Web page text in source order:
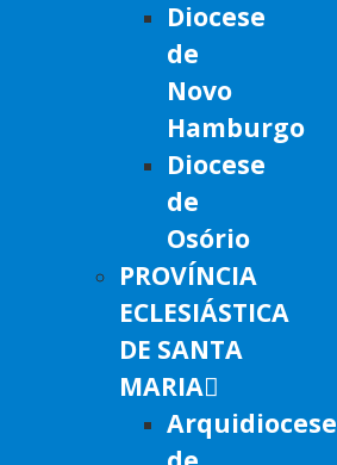
Diocese
de
Novo
Hamburgo
Diocese
de
Osório
PROVÍNCIA
ECLESIÁSTICA
DE SANTA
MARIA
Arquidiocese